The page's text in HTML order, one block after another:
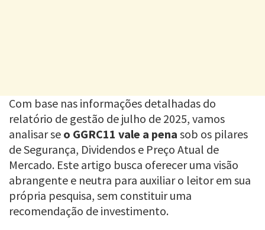
Com base nas informações detalhadas do
relatório de gestão de julho de 2025, vamos
analisar se o GGRC11 vale a pena sob os pilares
de Segurança, Dividendos e Preço Atual de
Mercado. Este artigo busca oferecer uma visão
abrangente e neutra para auxiliar o leitor em sua
própria pesquisa, sem constituir uma
recomendação de investimento.